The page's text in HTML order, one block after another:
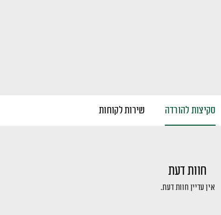
סקיצות להורדה שירות לקוחות
חוות דעת
אין עדיין חוות דעת.